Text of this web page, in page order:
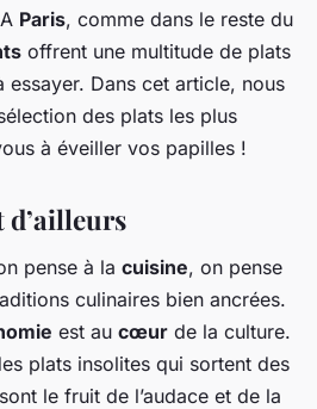
Paris, comme dans le reste du
offrent une multitude de plats
essayer. Dans cet article, nous
des plats les plus
à éveiller vos papilles !
d’ailleurs
pense à la cuisine, on pense
culinaires bien ancrées.
est au cœur de la culture.
plats insolites qui sortent des
le fruit de l’audace et de la